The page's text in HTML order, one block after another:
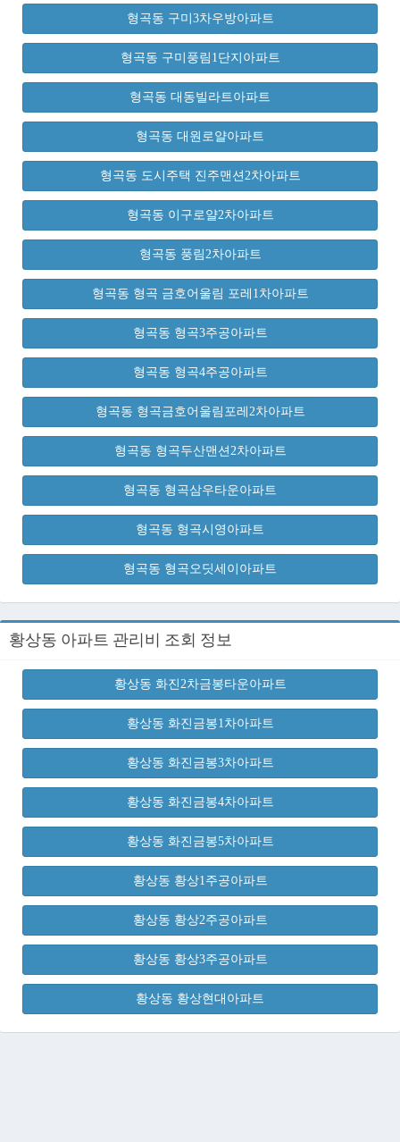
형곡동 구미3차우방아파트
형곡동 구미풍림1단지아파트
형곡동 대동빌라트아파트
형곡동 대원로얄아파트
형곡동 도시주택 진주맨션2차아파트
형곡동 이구로얄2차아파트
형곡동 풍림2차아파트
형곡동 형곡 금호어울림 포레1차아파트
형곡동 형곡3주공아파트
형곡동 형곡4주공아파트
형곡동 형곡금호어울림포레2차아파트
형곡동 형곡두산맨션2차아파트
형곡동 형곡삼우타운아파트
형곡동 형곡시영아파트
형곡동 형곡오딧세이아파트
황상동 아파트 관리비 조회 정보
황상동 화진2차금봉타운아파트
황상동 화진금봉1차아파트
황상동 화진금봉3차아파트
황상동 화진금봉4차아파트
황상동 화진금봉5차아파트
황상동 황상1주공아파트
황상동 황상2주공아파트
황상동 황상3주공아파트
황상동 황상현대아파트